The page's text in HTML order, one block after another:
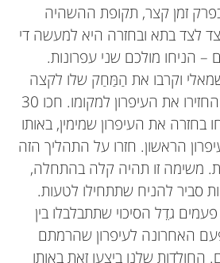
זמן קצר, תקופת ההשהיה
לצד בתא ובחזרה היא למעשה די
הניחו מולכם שני עפרונות.
וקרבו את הַמַּחַק שלו לקצה
האף שלכם, אחר כך החזירו את העיפרון למקומו. חכו 30
בחזרה את העיפרון שמימין, באותו
הראשון. חזרו על התהליך הזה
כל 30 שניות. משימה זו תהיה קלה בהתחלה,
סביר להניח שתתחילו לטעות.
גדֵל הסיכוי שתתבלבלו בין
האחרונה לעיפרון שהרמתם
4 פעמים. החולדות שלנו ביצעו זאת באותו